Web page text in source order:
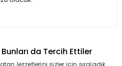
da Tercih Ettiler
lezzetlerini sizler için sıraladık